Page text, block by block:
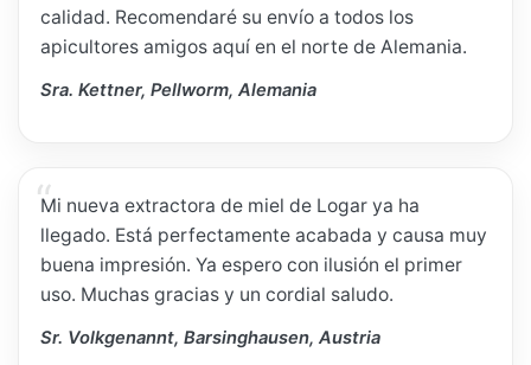
calidad. Recomendaré su envío a todos los
apicultores amigos aquí en el norte de Alemania.
Sra. Kettner, Pellworm, Alemania
Mi nueva extractora de miel de Logar ya ha
llegado. Está perfectamente acabada y causa muy
buena impresión. Ya espero con ilusión el primer
uso. Muchas gracias y un cordial saludo.
Sr. Volkgenannt, Barsinghausen, Austria